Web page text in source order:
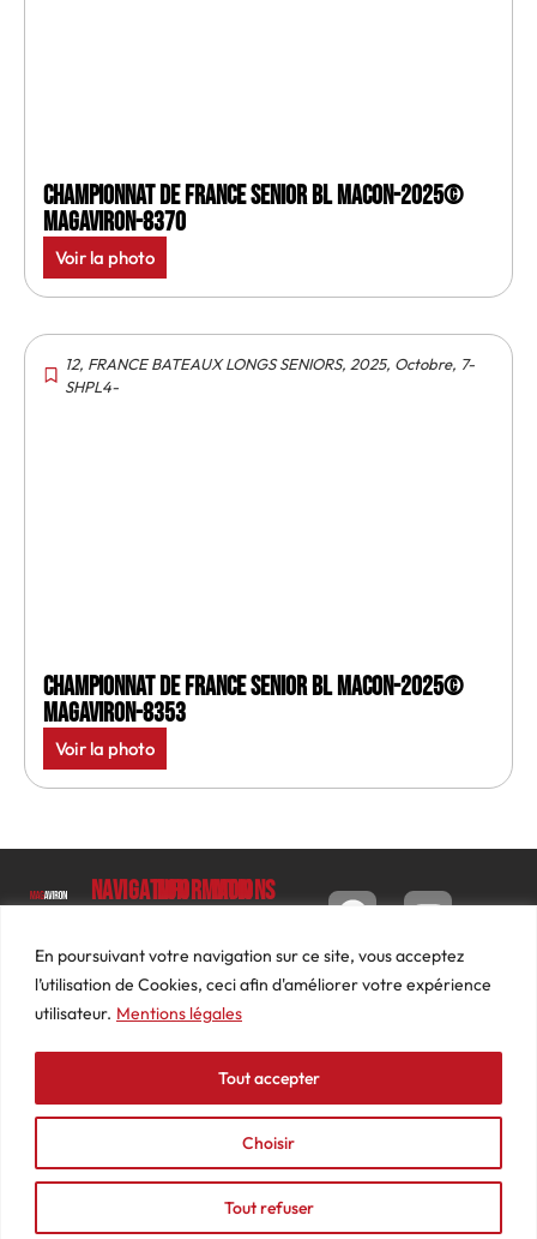
En poursuivant votre navigation sur ce site, vous acceptez
l’utilisation de Cookies, ceci afin d'améliorer votre expérience
utilisateur. Mentions légales
Choisir
Tout refuser
Tout accepter
Championnat de France senior BL Macon-2025©
MagAviron-8370
Voir la photo
12, FRANCE BATEAUX LONGS SENIORS, 2025, Octobre, 7-
SHPL4-
Championnat de France senior BL Macon-2025©
MagAviron-8353
Voir la photo
Luc
Barbier
69640
74
87
contact@mediasaviron.fr
Navigation
Le
Magazine
Photos
Actualités
Podcasts
Informations
Conditions
générales
de ventes
Mentions
légales
Mon
Tableau
de bord
Commandes
Adresses
Détails
du
compte